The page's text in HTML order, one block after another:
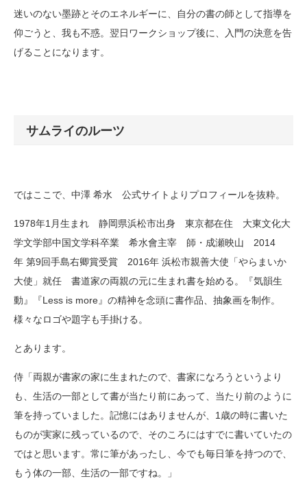
迷いのない墨跡とそのエネルギーに、自分の書の師として指導を
仰ごうと、我も不惑。翌日ワークショップ後に、入門の決意を告
げることになります。
サムライのルーツ
ではここで、中澤 希水 公式サイトよりプロフィールを抜粋。
1978年1月生まれ 静岡県浜松市出身 東京都在住 大東文化大
学文学部中国文学科卒業 希水會主宰 師・成瀬映山 2014
年 第9回手島右卿賞受賞 2016年 浜松市親善大使「やらまいか
大使」就任 書道家の両親の元に生まれ書を始める。『気韻生
動』『Less is more』の精神を念頭に書作品、抽象画を制作。
様々なロゴや題字も手掛ける。
とあります。
侍「両親が書家の家に生まれたので、書家になろうというより
も、生活の一部として書が当たり前にあって、当たり前のように
筆を持っていました。記憶にはありませんが、1歳の時に書いた
ものが実家に残っているので、そのころにはすでに書いていたの
ではと思います。常に筆があったし、今でも毎日筆を持つので、
もう体の一部、生活の一部ですね。」